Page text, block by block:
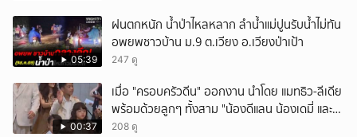
05:39
ฝนตกหนัก น้ำป่าไหลหลาก ลำน้ำแม่ปูนรับน้ำไม่ทัน
อพยพชาวบ้าน ม.9 ต.เวียง อ.เวียงป่าเป้า
247 ดู
00:37
เมื่อ "ครอบครัวดีน" ออกงาน นำโดย แมทธิว-ลีเดีย
พร้อมด้วยลูกๆ ทั้งสาม "น้องดีแลน น้องเดมี่ และ
น้องดีออน" รับรางวัลสุดยอดครอบครัว
208 ดู